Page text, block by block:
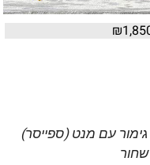
₪
גימור עם מנט (ספייסר)